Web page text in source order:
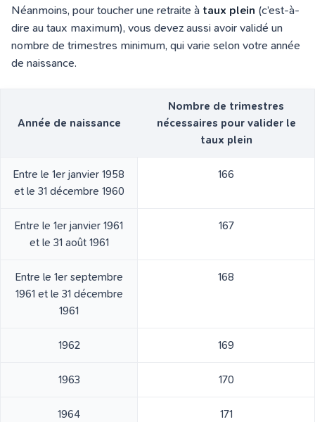
Néanmoins, pour toucher une retraite à taux plein (c’est-à-
dire au taux maximum), vous devez aussi avoir validé un
nombre de trimestres minimum, qui varie selon votre année
de naissance.
Année de naissance
Nombre de trimestres
nécessaires pour valider le
taux plein
Entre le 1er janvier 1958
et le 31 décembre 1960
166
Entre le 1er janvier 1961
et le 31 août 1961
167
Entre le 1er septembre
1961 et le 31 décembre
1961
168
1962 169
1963 170
1964 171